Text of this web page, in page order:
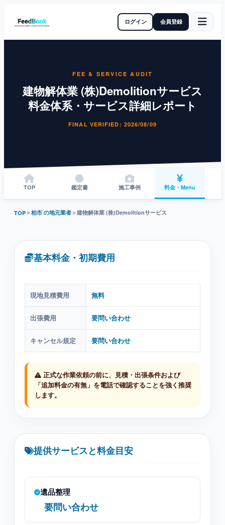
ログイン 会員登録
FEE & SERVICE AUDIT
建物解体業 (株)Demolitionサービス
料金体系・サービス詳細レポート
FINAL VERIFIED: 2026/08/09
TOP 鑑定書 施工事例 料金・Menu
TOP＞柏市 の地元業者＞建物解体業 (株)Demolitionサービス
基本料金・初期費用
現地見積費用 無料
出張費用 要問い合わせ
キャンセル規定 要問い合わせ
正式な作業依頼の前に、見積・出張条件および
「追加料金の有無」を電話で確認することを強く推奨
します。
提供サービスと料金目安
遺品整理
要問い合わせ